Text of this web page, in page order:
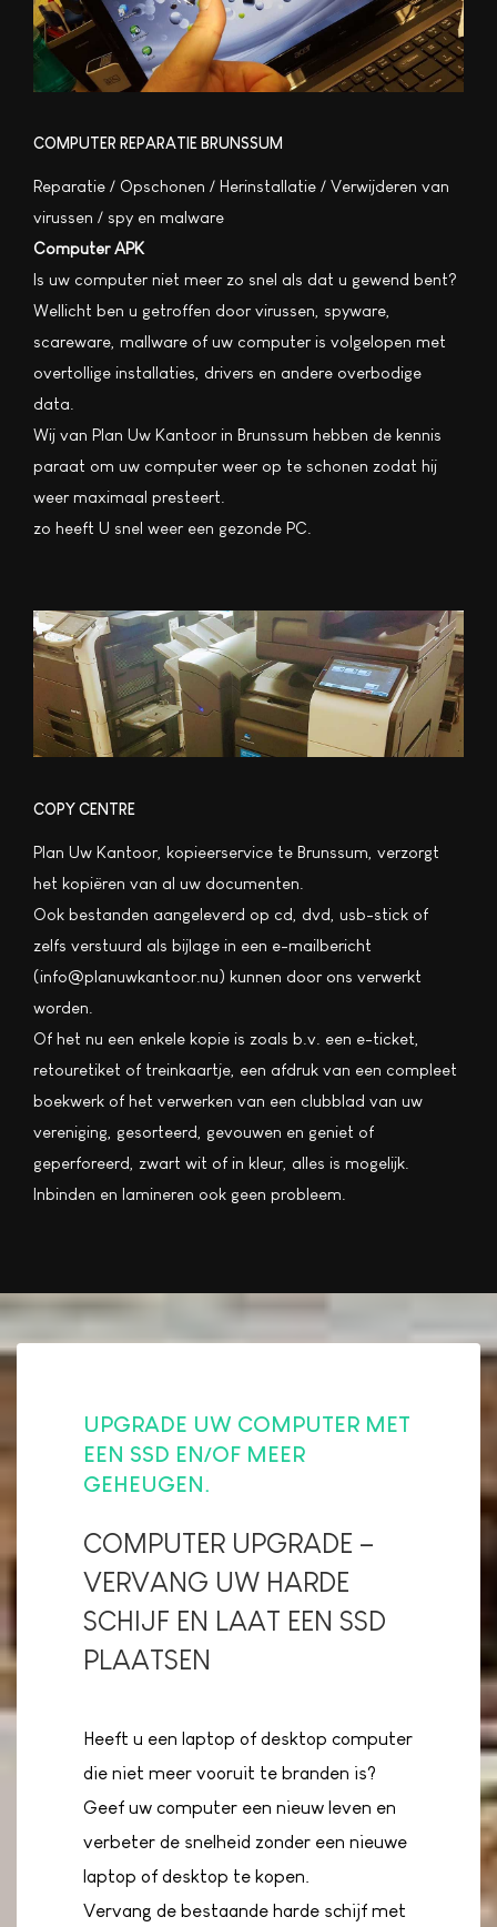
COMPUTER REPARATIE BRUNSSUM
Reparatie / Opschonen / Herinstallatie / Verwijderen van
virussen / spy en malware
Computer APK
Is uw computer niet meer zo snel als dat u gewend bent?
Wellicht ben u getroffen door virussen, spyware,
scareware, mallware of uw computer is volgelopen met
overtollige installaties, drivers en andere overbodige
data.
Wij van Plan Uw Kantoor in Brunssum hebben de kennis
paraat om uw computer weer op te schonen zodat hij
weer maximaal presteert.
zo heeft U snel weer een gezonde PC.
COPY CENTRE
Plan Uw Kantoor, kopieerservice te Brunssum, verzorgt
het kopiëren van al uw documenten.
Ook bestanden aangeleverd op cd, dvd, usb-stick of
zelfs verstuurd als bijlage in een e-mailbericht
(info@planuwkantoor.nu) kunnen door ons verwerkt
worden.
Of het nu een enkele kopie is zoals b.v. een e-ticket,
retouretiket of treinkaartje, een afdruk van een compleet
boekwerk of het verwerken van een clubblad van uw
vereniging, gesorteerd, gevouwen en geniet of
geperforeerd, zwart wit of in kleur, alles is mogelijk.
Inbinden en lamineren ook geen probleem.
UPGRADE UW COMPUTER MET
EEN SSD EN/OF MEER
GEHEUGEN
COMPUTER UPGRADE –
VERVANG UW HARDE
SCHIJF EN LAAT EEN SSD
PLAATSEN
Heeft u een laptop of desktop computer
die niet meer vooruit te branden is?
Geef uw computer een nieuw leven en
verbeter de snelheid zonder een nieuwe
laptop of desktop te kopen.
Vervang de bestaande harde schijf met